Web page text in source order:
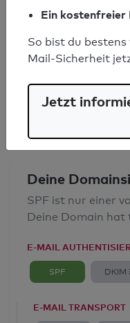
E-Mail-
Deine
SPF ist nur einer
Deine Domain hat
E-MAIL
SPF DKIM
E-MAIL TRANSPORT
Ein kostenfreier
So bist du
Mail-Sicherheit
Jetzt